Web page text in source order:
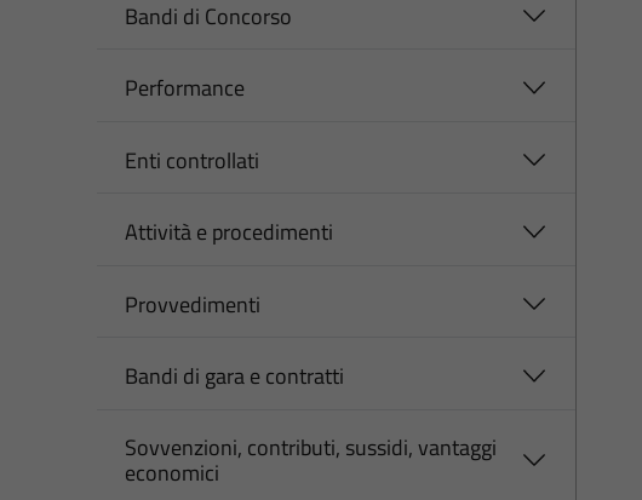
Bandi di Concorso
Performance
Enti controllati
Attività e procedimenti
Provvedimenti
Bandi di gara e contratti
Sovvenzioni, contributi, sussidi, vantaggi
economici